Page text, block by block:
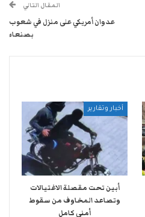
المقال التالي
عدوان أمريكي على منزل في شعوب
بصنعاء
أخبار وتقارير
أبين تحت مقصلة الاغتيالات
وتصاعد المخاوف من سقوط
أمني كامل